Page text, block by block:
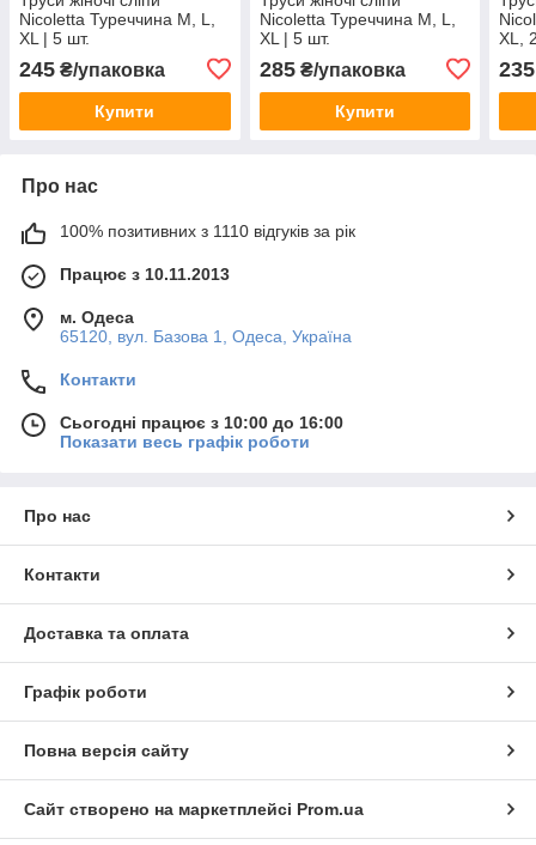
Nicoletta Туреччина M, L,
XL | 5 шт.
245 ₴/упаковка
Купити
Nicoletta Туреччина M, L,
XL | 5 шт.
285₴/упаковка
Купити
XL,
235
Про нас
100% позитивних з 1110 відгуків за рік
Працює з 10.11.2013
м. Одеса
65120, вул. Базова 1, Одеса, Україна
Контакти
Сьогодні працює з 10:00 до 16:00
Показати весь графік роботи
Про нас
Контакти
Доставка та оплата
Графік роботи
Повна версія сайту
Сайт створено на маркетплейсі Prom.ua